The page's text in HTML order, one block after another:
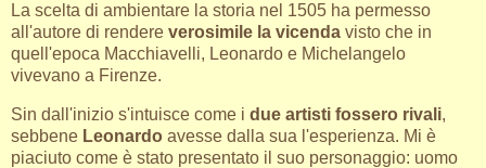
La scelta di ambientare la storia nel 1505 ha permesso
all'autore di rendere verosimile la vicenda visto che in
quell'epoca Macchiavelli, Leonardo e Michelangelo
vivevano a Firenze.
Sin dall'inizio s'intuisce come i due artisti fossero rivali,
sebbene Leonardo avesse dalla sua l'esperienza. Mi è
piaciuto come è stato presentato il suo personaggio: uomo